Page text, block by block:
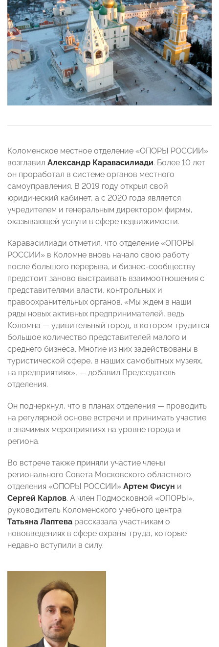
Коломенское местное отделение «ОПОРЫ РОССИИ»
возглавил Александр Каравасилиади. Более 10 лет
он проработал в системе органов местного
самоуправления. В 2019 году открыл свой
юридический кабинет, а с 2020 года является
учредителем и генеральным директором фирмы,
оказывающей услуги в сфере недвижимости.
Каравасилиади отметил, что отделение «ОПОРЫ
РОССИИ» в Коломне вновь начало свою работу
после большого перерыва, и бизнес-сообществу
предстоит заново выстраивать взаимоотношения с
представителями власти, контрольных и
правоохранительных органов. «Мы ждем в наши
ряды новых активных предпринимателей, ведь
Коломна — удивительный город, в котором трудится
большое количество представителей малого и
среднего бизнеса. Многие из них задействованы в
туристической сфере, в наших самобытных музеях,
на предприятиях», — добавил Председатель
отделения.
Он подчеркнул, что в планах отделения — проводить
на регулярной основе встречи и принимать участие
в значимых мероприятиях на уровне города и
региона.
Во встрече также приняли участие члены
регионального Совета Московского областного
отделения «ОПОРЫ РОССИИ» Артем Фисун и
Сергей Карлов. А член Подмосковной «ОПОРЫ»,
руководитель Коломенского учебного центра
Татьяна Лаптева рассказала участникам о
нововведениях в сфере охраны труда, которые
недавно вступили в силу.